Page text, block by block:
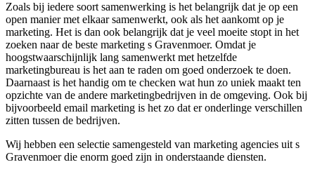
Zoals bij iedere soort samenwerking is het belangrijk dat je op een
open manier met elkaar samenwerkt, ook als het aankomt op je
marketing. Het is dan ook belangrijk dat je veel moeite stopt in het
zoeken naar de beste marketing s Gravenmoer. Omdat je
hoogstwaarschijnlijk lang samenwerkt met hetzelfde
marketingbureau is het aan te raden om goed onderzoek te doen.
Daarnaast is het handig om te checken wat hun zo uniek maakt ten
opzichte van de andere marketingbedrijven in de omgeving. Ook bij
bijvoorbeeld email marketing is het zo dat er onderlinge verschillen
zitten tussen de bedrijven.
Wij hebben een selectie samengesteld van marketing agencies uit s
Gravenmoer die enorm goed zijn in onderstaande diensten.